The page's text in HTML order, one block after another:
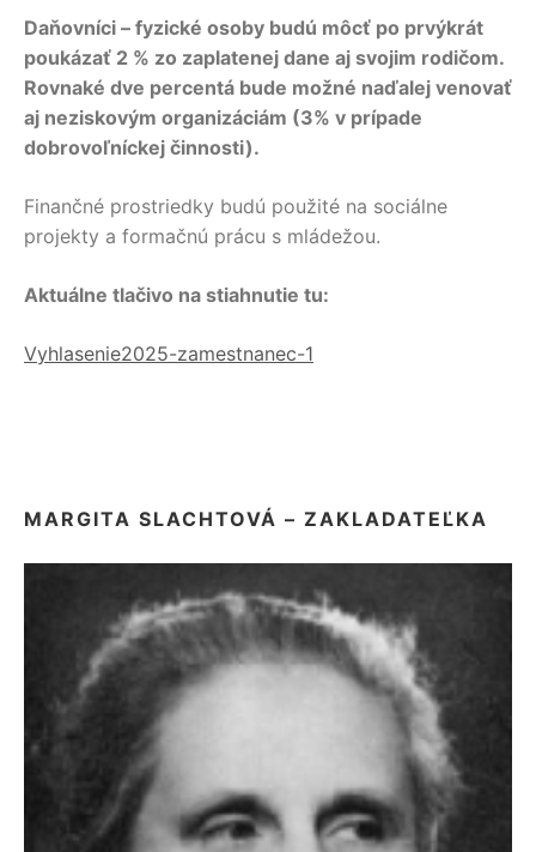
Daňovníci – fyzické osoby budú môcť po prvýkrát
poukázať 2 % zo zaplatenej dane aj svojim rodičom.
Rovnaké dve percentá bude možné naďalej venovať
aj neziskovým organizáciám (3% v prípade
dobrovoľníckej činnosti).
Finančné prostriedky budú použité na sociálne
projekty a formačnú prácu s mládežou.
Aktuálne tlačivo na stiahnutie tu:
Vyhlasenie2025-zamestnanec-1
MARGITA SLACHTOVÁ – ZAKLADATEĽKA